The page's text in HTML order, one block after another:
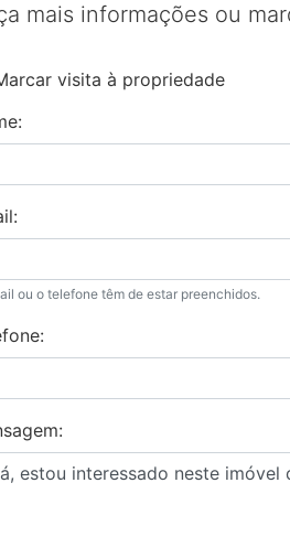
mais informações ou
visita à propriedade
ou o telefone têm de estar preenchidos.